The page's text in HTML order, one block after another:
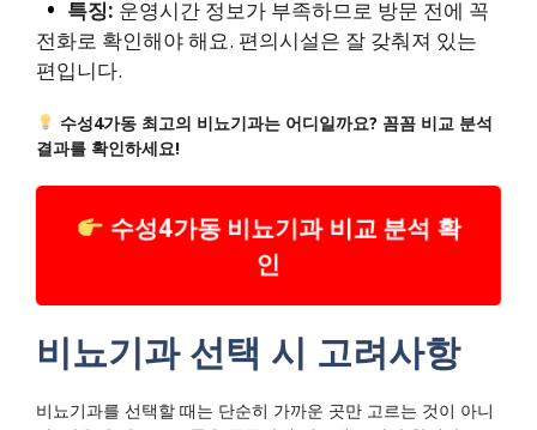
특징: 운영시간 정보가 부족하므로 방문 전에 꼭
전화로 확인해야 해요. 편의시설은 잘 갖춰져 있는
편입니다.
수성4가동 최고의 비뇨기과는 어디일까요? 꼼꼼 비교 분석
결과를 확인하세요!
수성4가동 비뇨기과 비교 분석 확
인
비뇨기과 선택 시 고려사항
비뇨기과를 선택할 때는 단순히 가까운 곳만 고르는 것이 아니